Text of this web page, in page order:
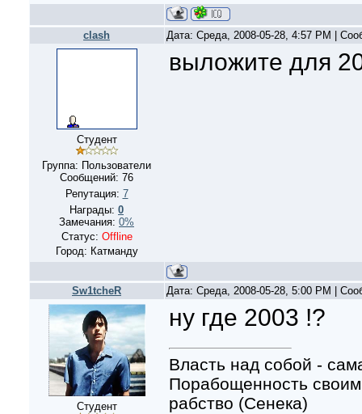
clash Дата: Среда, 2008-05-28, 4:57 PM |
Студент
Группа: Пользователи
Сообщений: 76
Репутация: 7
Награды: 0
Замечания: 0%
Статус: Offline
Город: Катманду
выложите для
Sw1tcheR Дата: Среда, 2008-05-28, 5:00 PM |
Студент
ну где 2003 !?
Власть над собой -
Порабощенность
рабство (Сенека)